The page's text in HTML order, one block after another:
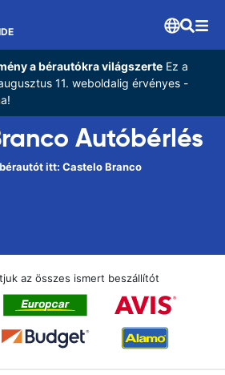
a bérautókra világszerteEz a
11. weboldalig érvényes -
Autóbérlés
itt: Castelo Branco
az összes ismert beszállítót